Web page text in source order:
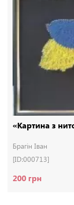
«Картина з
Брагін Іван
[ID:000713]
200 грн